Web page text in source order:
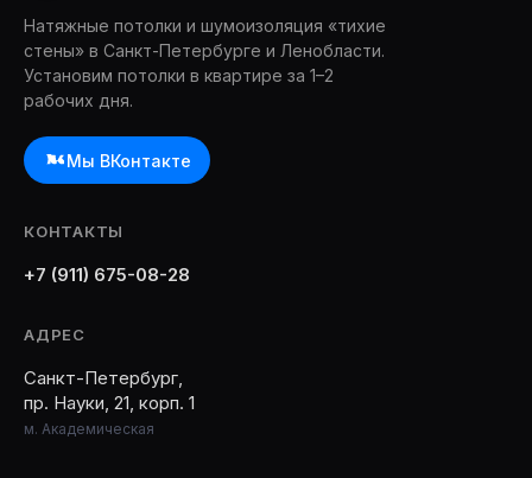
Натяжные потолки и шумоизоляция «тихие
стены» в Санкт-Петербурге и Ленобласти.
Установим потолки в квартире за 1–2
рабочих дня.
Мы ВКонтакте
КОНТАКТЫ
+7 (911) 675-08-28
АДРЕС
Санкт-Петербург,
пр. Науки, 21, корп. 1
м. Академическая